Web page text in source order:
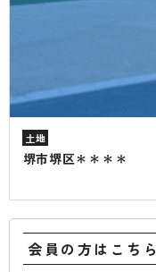
土地
堺市堺区＊＊＊＊
会員の方はこちら